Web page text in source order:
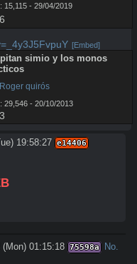
15,115 - 29/04/2019
[Embed]
simio y los monos
Roger quirós
29,546 - 20/10/2013
19:58:27 e14406
(Mon) 01:15:18 75598a
No.